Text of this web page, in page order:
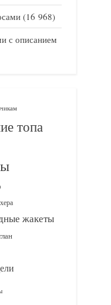
(16 968)
с описанием
топа
жакеты